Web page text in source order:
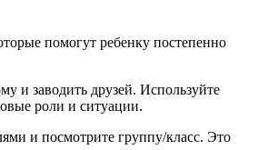
помогут ребенку постепенно
и заводить друзей. Используйте
роли и ситуации.
и посмотрите группу/класс. Это